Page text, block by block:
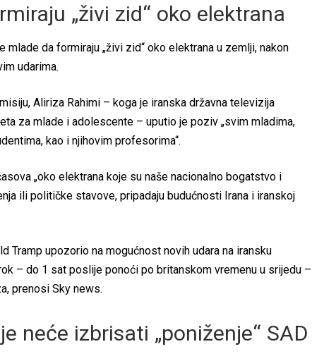
„živi zid“ oko elektrana
da formiraju „živi zid“ oko elektrana u zemlji, nakon
udarima.
Aliriza Rahimi – koga je iranska državna televizija
za mlade i adolescente – uputio je poziv „svim mladima,
kao i njihovim profesorima“.
„oko elektrana koje su naše nacionalno bogatstvo i
ili političke stavove, pripadaju budućnosti Irana i iranskoj
Tramp upozorio na mogućnost novih udara na iransku
– do 1 sat poslije ponoći po britanskom vremenu u srijedu –
prenosi Sky news.
neće izbrisati „poniženje“ SAD